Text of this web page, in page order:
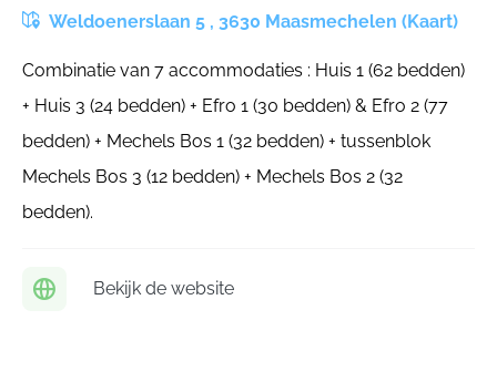
Weldoenerslaan 5 , 3630 Maasmechelen (Kaart)
Combinatie van 7 accommodaties : Huis 1 (62 bedden)
+ Huis 3 (24 bedden) + Efro 1 (30 bedden) & Efro 2 (77
bedden) + Mechels Bos 1 (32 bedden) + tussenblok
Mechels Bos 3 (12 bedden) + Mechels Bos 2 (32
bedden).
Bekijk de website